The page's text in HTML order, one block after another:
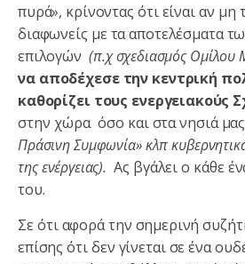
πυρά», κρίνοντας ότι είναι αν
διαφωνείς με τα αποτελέσματα
επιλογών (π.χ σχεδιασμός Ομίλου
να αποδέχεσε την κεντρική
καθορίζει τους ενεργειακούς
στην χώρα όσο και στα νησιά μας
Πράσινη Συμφωνία» κλπ
της ενέργειας).Ας βγάλει ο κάθε
του.
Σε ότι αφορά την σημερινή
επίσης ότι δεν γίνεται σε ένα